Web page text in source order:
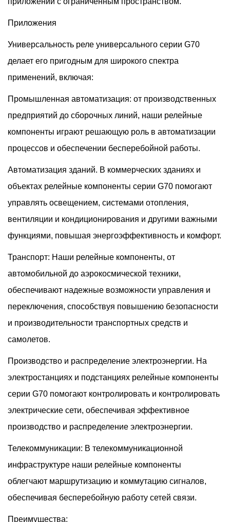
Приложения
Универсальность реле универсального серии G70
делает его пригодным для широкого спектра
применений, включая:
Промышленная автоматизация: от производственных
предприятий до сборочных линий, наши релейные
компоненты играют решающую роль в автоматизации
процессов и обеспечении бесперебойной работы.
Автоматизация зданий. В коммерческих зданиях и
объектах релейные компоненты серии G70 помогают
управлять освещением, системами отопления,
вентиляции и кондиционирования и другими важными
функциями, повышая энергоэффективность и комфорт.
Транспорт: Наши релейные компоненты, от
автомобильной до аэрокосмической техники,
обеспечивают надежные возможности управления и
переключения, способствуя повышению безопасности
и производительности транспортных средств и
самолетов.
Производство и распределение электроэнергии. На
электростанциях и подстанциях релейные компоненты
серии G70 помогают контролировать и контролировать
электрические сети, обеспечивая эффективное
производство и распределение электроэнергии.
Телекоммуникации: В телекоммуникационной
инфраструктуре наши релейные компоненты
облегчают маршрутизацию и коммутацию сигналов,
обеспечивая бесперебойную работу сетей связи.
Преимущества: